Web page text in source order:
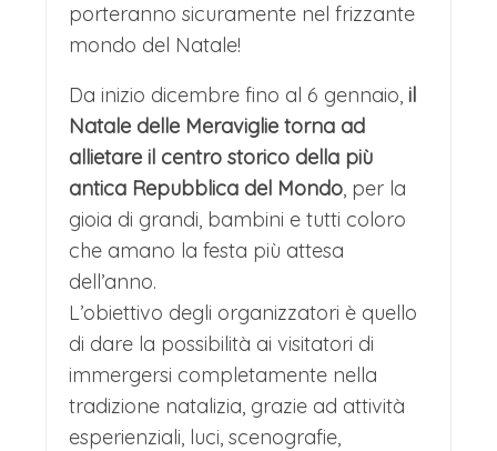
porteranno sicuramente nel frizzante
mondo del Natale!
Da inizio dicembre fino al 6 gennaio, il
Natale delle Meraviglie torna ad
allietare il centro storico della più
antica Repubblica del Mondo, per la
gioia di grandi, bambini e tutti coloro
che amano la festa più attesa
dell’anno.
L’obiettivo degli organizzatori è quello
di dare la possibilità ai visitatori di
immergersi completamente nella
tradizione natalizia, grazie ad attività
esperienziali, luci, scenografie,